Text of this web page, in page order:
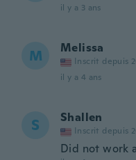
il y a 3 ans
M Melissa
Inscrit depuis
il y a 4 ans
S Shallen
Inscrit depuis
Did not work